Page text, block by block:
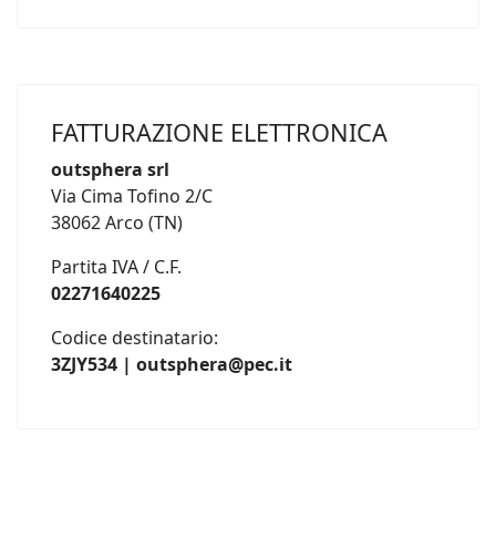
FATTURAZIONE ELETTRONICA
outsphera srl
Via Cima Tofino 2/C
38062 Arco (TN)
Partita IVA / C.F.
02271640225
Codice destinatario:
3ZJY534 | outsphera@pec.it